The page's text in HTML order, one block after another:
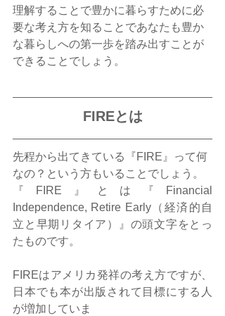
理解することで豊かに暮らすために必
要な考え方を知ることであなたも豊か
な暮らしへの第一歩を踏み出すことが
できることでしょう。
FIREとは
先程から出てきている『FIRE』って何
なの？という方もいることでしょう。
『FIRE』とは『Financial
Independence, Retire Early（経済的自
立と早期リタイア）』の頭文字をとっ
たものです。
FIREはアメリカ発祥の考え方ですが、
日本でも本が出版されて目標にする人
が増加していま